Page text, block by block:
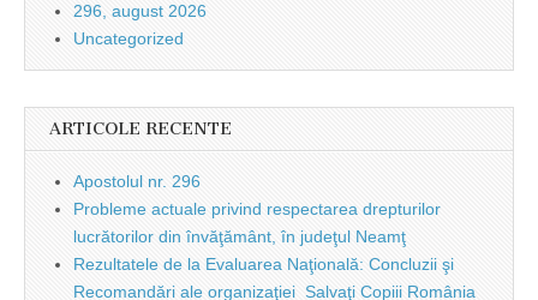
296, august 2026
Uncategorized
ARTICOLE RECENTE
Apostolul nr. 296
Probleme actuale privind respectarea drepturilor
lucrătorilor din învăţământ, în judeţul Neamţ
Rezultatele de la Evaluarea Naţională: Concluzii şi
Recomandări ale organizaţiei Salvaţi Copiii România